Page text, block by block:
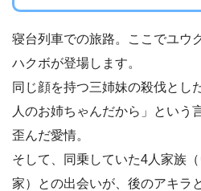
寝台列車での旅路。ここでユウ
ハクボが登場します。
同じ顔を持つ三姉妹の殺伐とし
人のお姉ちゃんだから」という
歪んだ愛情。
そして、同乗していた4人家族
家）との出会いが、後のアキラ